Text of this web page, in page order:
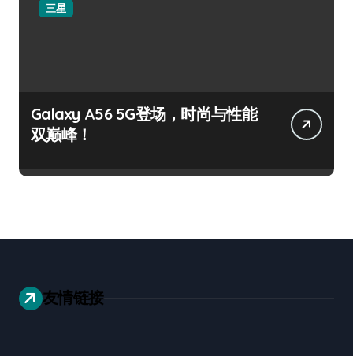
三星
Galaxy A56 5G登场，时尚与性能
双巅峰！
友情链接